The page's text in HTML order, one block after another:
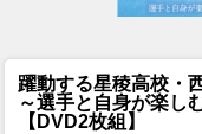
躍動する星稜高校・
～選手と自身が楽し
【DVD2枚組】